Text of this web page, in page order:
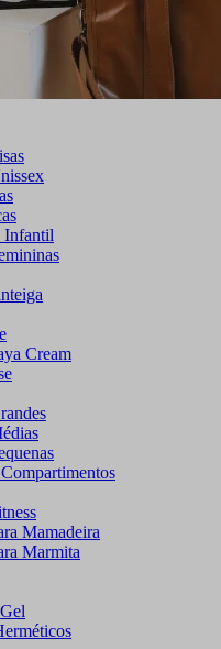
Infantil
Cream
Mamadeira
Marmita